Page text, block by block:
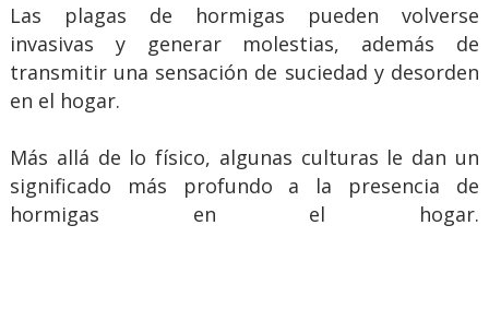
Las plagas de hormigas pueden volverse
invasivas y generar molestias, además de
transmitir una sensación de suciedad y desorden
en el hogar.
Más allá de lo físico, algunas culturas le dan un
significado más profundo a la presencia de
hormigas en el hogar.